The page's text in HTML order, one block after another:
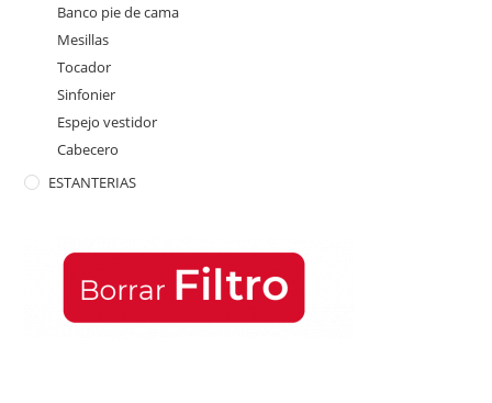
Banco pie de cama
Mesillas
Tocador
Sinfonier
Espejo vestidor
Cabecero
ESTANTERIAS